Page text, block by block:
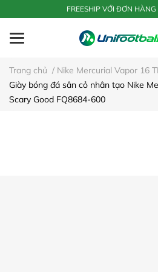
FREESHIP VỚI ĐƠN
Trang chủ / Nike Mercurial Vapor 16
Giày bóng đá sân cỏ nhân tạo Nike
Scary Good FQ8684-600